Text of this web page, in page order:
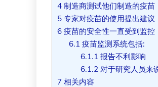
4 制造商测试他们制造的疫苗
5 专家对疫苗的使用提出建议
6 疫苗的安全性一直受到监控
6.1 疫苗监测系统包括:
6.1.1 报告不利影响
6.1.2 对于研究人员来
7 相关内容